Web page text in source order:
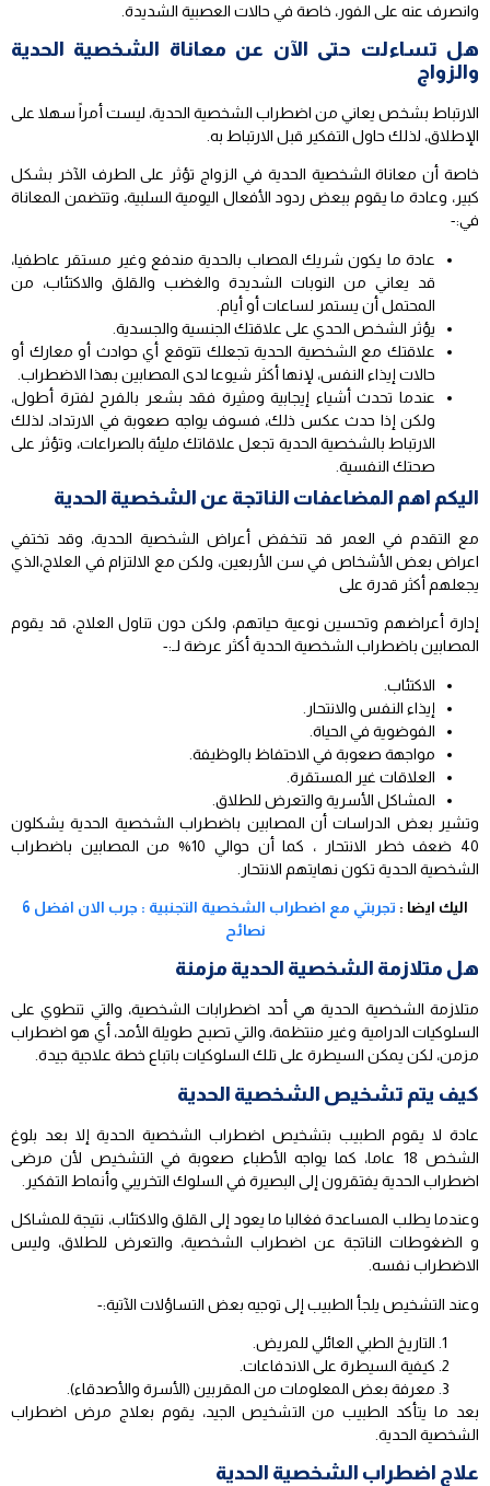
وانصرف عنه على الفور، خاصة في حالات العصبية الشديدة.
هل تساءلت حتى الآن عن معاناة الشخصية الحدية
والزواج
الارتباط بشخص يعاني من اضطراب الشخصية الحدية، ليست أمراً سهلا على
الإطلاق، لذلك حاول التفكير قبل الارتباط به.
خاصة أن معاناة الشخصية الحدية في الزواج تؤثر على الطرف الآخر بشكل
كبير، وعادة ما يقوم ببعض ردود الأفعال اليومية السلبية، وتتضمن المعاناة
في:-
عادة ما يكون شريك المصاب بالحدية مندفع وغير مستقر عاطفيا،
قد يعاني من النوبات الشديدة والغضب والقلق والاكتئاب، من
المحتمل أن يستمر لساعات أو أيام.
يؤثر الشخص الحدي على علاقتك الجنسية والجسدية.
علاقتك مع الشخصية الحدية تجعلك تتوقع أي حوادث أو معارك أو
حالات إيذاء النفس، لإنها أكثر شيوعا لدى المصابين بهذا الاضطراب.
عندما تحدث أشياء إيجابية ومثيرة فقد بشعر بالفرح لفترة أطول،
ولكن إذا حدث عكس ذلك، فسوف يواجه صعوبة في الارتداد، لذلك
الارتباط بالشخصية الحدية تجعل علاقاتك مليئة بالصراعات، وتؤثر على
صحتك النفسية.
اليكم اهم المضاعفات الناتجة عن الشخصية الحدية
مع التقدم في العمر قد تنخفض أعراض الشخصية الحدية، وقد تختفي
اعراض بعض الأشخاص في سن الأربعين، ولكن مع الالتزام في العلاج،الذي
يجعلهم أكثر قدرة على
إدارة أعراضهم وتحسين نوعية حياتهم، ولكن دون تناول العلاج، قد يقوم
المصابين باضطراب الشخصية الحدية أكثر عرضة لـ:-
الاكتئاب.
إيذاء النفس والانتحار.
الفوضوية في الحياة.
مواجهة صعوبة في الاحتفاظ بالوظيفة.
العلاقات غير المستقرة.
المشاكل الأسرية والتعرض للطلاق.
وتشير بعض الدراسات أن المصابين باضطراب الشخصية الحدية يشكلون
40 ضعف خطر الانتحار ، كما أن حوالي 10% من المصابين باضطراب
الشخصية الحدية تكون نهايتهم الانتحار.
اليك ايضا :
تجربتي مع اضطراب الشخصية التجنبية : جرب الان افضل 6
نصائح
هل متلازمة الشخصية الحدية مزمنة
متلازمة الشخصية الحدية هي أحد اضطرابات الشخصية، والتي تنطوي على
السلوكيات الدرامية وغير منتظمة، والتي تصبح طويلة الأمد، أي هو اضطراب
مزمن، لكن يمكن السيطرة على تلك السلوكيات باتباع خطة علاجية جيدة.
كيف يتم تشخيص الشخصية الحدية
عادة لا يقوم الطبيب بتشخيص اضطراب الشخصية الحدية إلا بعد بلوغ
الشخص 18 عاما، كما يواجه الأطباء صعوبة في التشخيص لأن مرضى
اضطراب الحدية يفتقرون إلى البصيرة في السلوك التخريبي وأنماط التفكير.
وعندما يطلب المساعدة فغالبا ما يعود إلى القلق والاكتئاب، نتيجة للمشاكل
و الضغوطات الناتجة عن اضطراب الشخصية، والتعرض للطلاق، وليس
الاضطراب نفسه.
وعند التشخيص يلجأ الطبيب إلى توجيه بعض التساؤلات الآتية:-
التاريخ الطبي العائلي للمريض.
كيفية السيطرة على الاندفاعات.
معرفة بعض المعلومات من المقربين (الأسرة والأصدقاء).
بعد ما يتأكد الطبيب من التشخيص الجيد، يقوم بعلاج مرض اضطراب
الشخصية الحدية.
علاج اضطراب الشخصية الحدية